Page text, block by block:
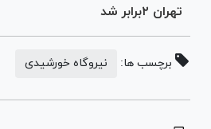
تهران ۲‌برابر شد
برچسب ها: نیروگاه خورشیدی